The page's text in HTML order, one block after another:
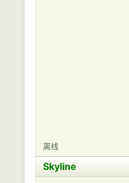
离线
Skyline